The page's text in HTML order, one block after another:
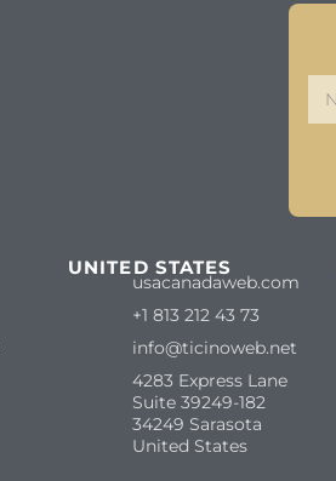
UNITED STATES
usacanadaweb.com
+1 813 212 43 73
info@ticinoweb.net
4283 Express Lane
Suite 39249-182
34249 Sarasota
United States